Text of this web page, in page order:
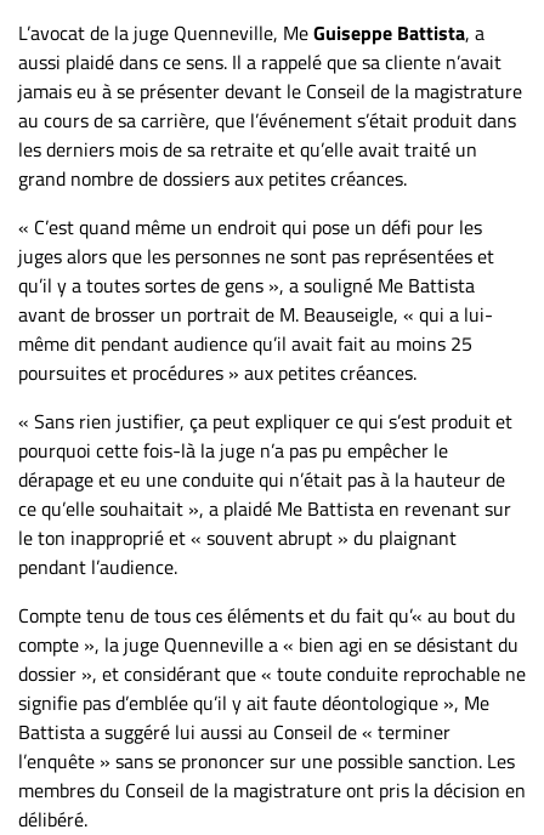
L’avocat de la juge Quenneville, MeGuiseppe Battista, a
aussi plaidé dans ce sens. Il a rappelé que sa cliente n’avait
jamais eu à se présenter devant le Conseil de la magistrature
au cours de sa carrière, que l’événement s’était produit dans
les derniers mois de sa retraite et qu’elle avait traité un
grand nombre de dossiers aux petites créances.
« C’est quand même un endroit qui pose un défi pour les
juges alors que les personnes ne sont pas représentées et
qu’il y a toutes sortes de gens », a souligné Me Battista
avant de brosser un portrait de M. Beauseigle, « qui a lui-
même dit pendant audience qu’il avait fait au moins 25
poursuites et procédures » aux petites créances.
« Sans rien justifier, ça peut expliquer ce qui s’est produit et
pourquoi cette fois-là la juge n’a pas pu empêcher le
dérapage et eu une conduite qui n’était pas à la hauteur de
ce qu’elle souhaitait », a plaidé Me Battista en revenant sur
le ton inapproprié et « souvent abrupt » du plaignant
pendant l’audience.
Compte tenu de tous ces éléments et du fait qu’« au bout du
compte », la juge Quenneville a « bien agi en se désistant du
dossier », et considérant que « toute conduite reprochable ne
signifie pas d’emblée qu’il y ait faute déontologique », Me
Battista a suggéré lui aussi au Conseil de « terminer
l’enquête » sans se prononcer sur une possible sanction. Les
membres du Conseil de la magistrature ont pris la décision en
délibéré.